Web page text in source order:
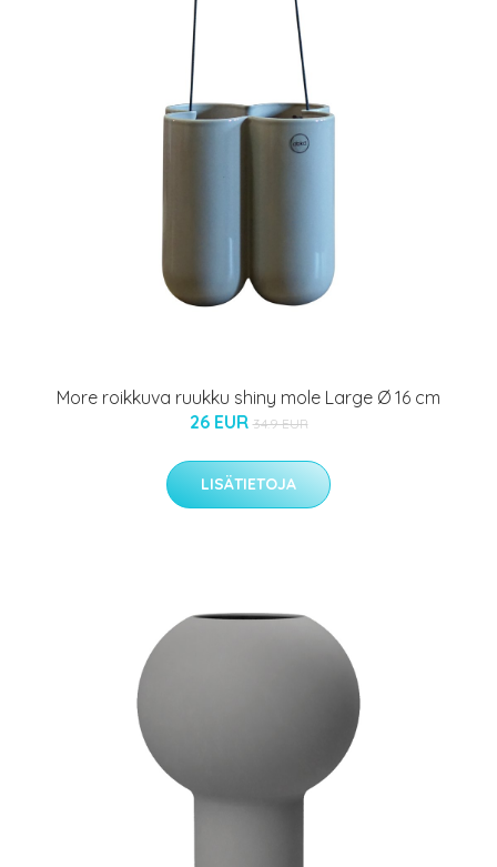
More roikkuva ruukku shiny mole Large Ø 16 cm
26 EUR 34.9 EUR
LISÄTIETOJA